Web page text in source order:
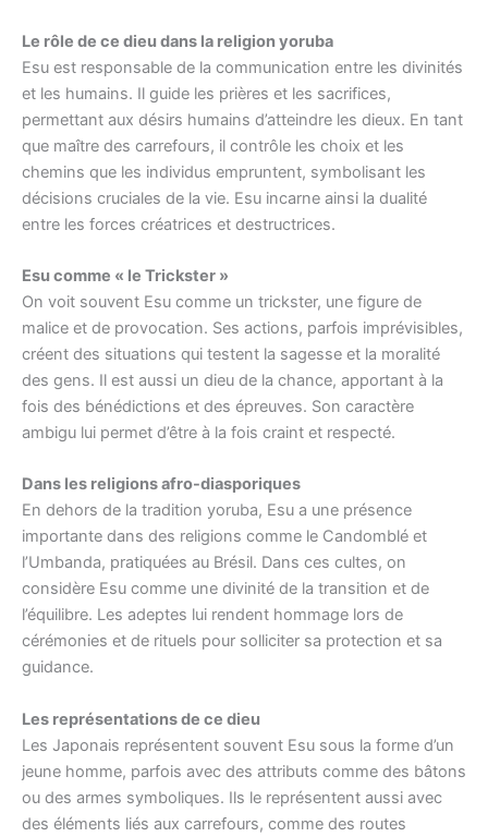
Le rôle de ce dieu dans la religion yoruba
Esu est responsable de la communication entre les divinités
et les humains. Il guide les prières et les sacrifices,
permettant aux désirs humains d’atteindre les dieux. En tant
que maître des carrefours, il contrôle les choix et les
chemins que les individus empruntent, symbolisant les
décisions cruciales de la vie. Esu incarne ainsi la dualité
entre les forces créatrices et destructrices.
Esu comme « le Trickster »
On voit souvent Esu comme un trickster, une figure de
malice et de provocation. Ses actions, parfois imprévisibles,
créent des situations qui testent la sagesse et la moralité
des gens. Il est aussi un dieu de la chance, apportant à la
fois des bénédictions et des épreuves. Son caractère
ambigu lui permet d’être à la fois craint et respecté.
Dans les religions afro-diasporiques
En dehors de la tradition yoruba, Esu a une présence
importante dans des religions comme le Candomblé et
l’Umbanda, pratiquées au Brésil. Dans ces cultes, on
considère Esu comme une divinité de la transition et de
l’équilibre. Les adeptes lui rendent hommage lors de
cérémonies et de rituels pour solliciter sa protection et sa
guidance.
Les représentations de ce dieu
Les Japonais représentent souvent Esu sous la forme d’un
jeune homme, parfois avec des attributs comme des bâtons
ou des armes symboliques. Ils le représentent aussi avec
des éléments liés aux carrefours, comme des routes